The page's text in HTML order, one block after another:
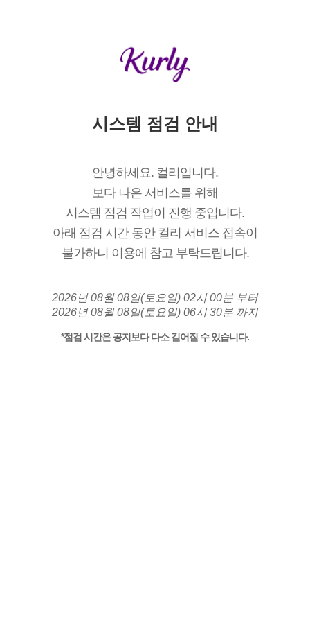
시스템 점검 안내
안녕하세요. 컬리입니다.
보다 나은 서비스를 위해
시스템 점검 작업이 진행 중입니다.
아래 점검 시간 동안 컬리 서비스 접속이
불가하니 이용에 참고 부탁드립니다.
2026년 08월 08일(토요일) 02시 00분 부터
2026년 08월 08일(토요일) 06시 30분 까지
*점검 시간은 공지보다 다소 길어질 수 있습니다.